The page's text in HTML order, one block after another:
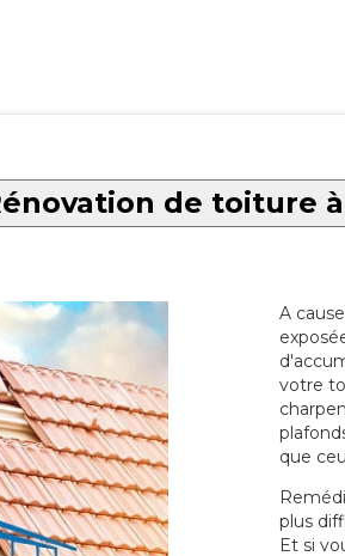
de toiture
A
votre
que
plus
Et si